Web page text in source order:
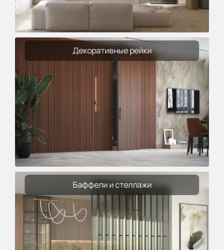
Декоративные рейки
Баффели и стеллажи